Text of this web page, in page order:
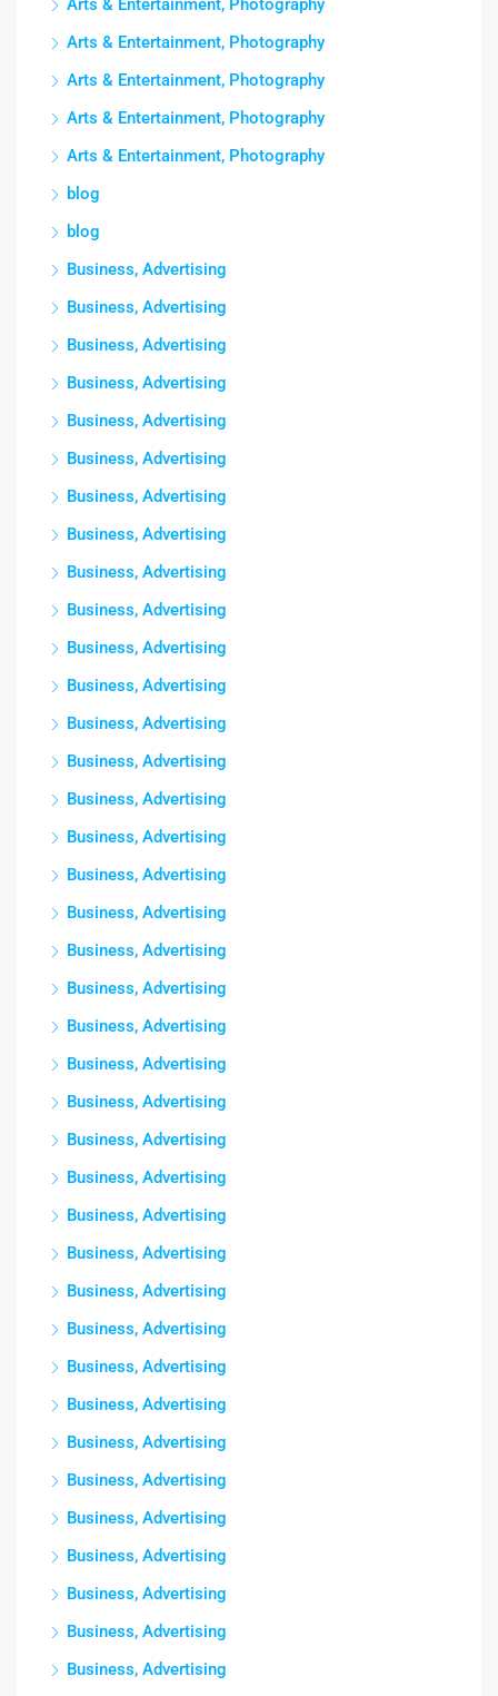
Arts & Entertainment, Photography
Arts & Entertainment, Photography
Arts & Entertainment, Photography
Arts & Entertainment, Photography
Arts & Entertainment, Photography
blog
blog
Business, Advertising
Business, Advertising
Business, Advertising
Business, Advertising
Business, Advertising
Business, Advertising
Business, Advertising
Business, Advertising
Business, Advertising
Business, Advertising
Business, Advertising
Business, Advertising
Business, Advertising
Business, Advertising
Business, Advertising
Business, Advertising
Business, Advertising
Business, Advertising
Business, Advertising
Business, Advertising
Business, Advertising
Business, Advertising
Business, Advertising
Business, Advertising
Business, Advertising
Business, Advertising
Business, Advertising
Business, Advertising
Business, Advertising
Business, Advertising
Business, Advertising
Business, Advertising
Business, Advertising
Business, Advertising
Business, Advertising
Business, Advertising
Business, Advertising
Business, Advertising